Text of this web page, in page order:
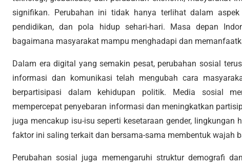
signifikan. Perubahan ini tidak hanya terlihat dalam
pendidikan, dan pola hidup sehari-hari. Masa depan
bagaimana masyarakat mampu menghadapi dan
Dalam era digital yang semakin pesat, perubahan sosial
informasi dan komunikasi telah mengubah cara
berpartisipasi dalam kehidupan politik. Media sosial
mempercepat penyebaran informasi dan meningkatkan
juga mencakup isu-isu seperti kesetaraan gender, lingkungan
faktor ini saling terkait dan bersama-sama membentuk wajah
Perubahan sosial juga memengaruhi struktur demografi